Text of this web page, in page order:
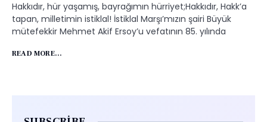
Hakkıdır, hür yaşamış, bayrağımın hürriyet;Hakkıdır, Hakk’a
tapan, milletimin istiklal! İstiklal Marşı’mızın şairi Büyük
mütefekkir Mehmet Akif Ersoy’u vefatının 85. yılında
READ MORE...